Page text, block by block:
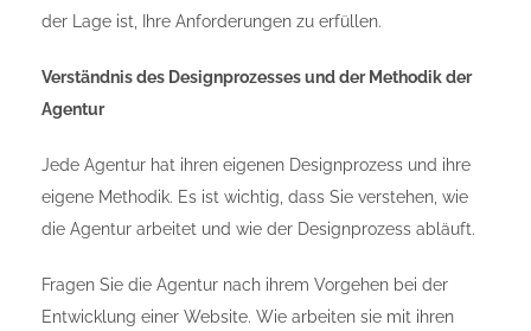
der Lage ist, Ihre Anforderungen zu erfüllen.
Verständnis des Designprozesses und der Methodik der
Agentur
Jede Agentur hat ihren eigenen Designprozess und ihre
eigene Methodik. Es ist wichtig, dass Sie verstehen, wie
die Agentur arbeitet und wie der Designprozess abläuft.
Fragen Sie die Agentur nach ihrem Vorgehen bei der
Entwicklung einer Website. Wie arbeiten sie mit ihren